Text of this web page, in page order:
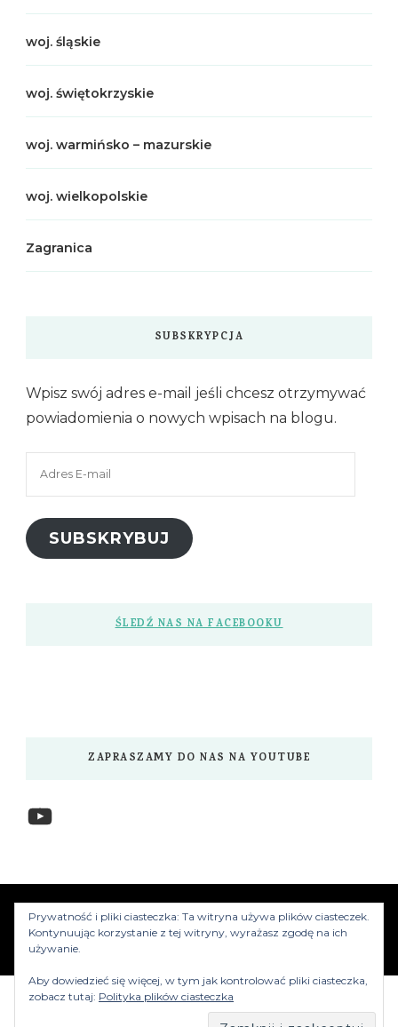
woj. śląskie
woj. świętokrzyskie
woj. warmińsko – mazurskie
woj. wielkopolskie
Zagranica
SUBSKRYPCJA
Wpisz swój adres e-mail jeśli chcesz otrzymywać
powiadomienia o nowych wpisach na blogu.
SUBSKRYBUJ
ŚLEDŹ NAS NA FACEBOOKU
ZAPRASZAMY DO NAS NA YOUTUBE
YouTube
www.myzwiedzamy.pl Vilva | Stworzony przez
Blossom Themes.Silnik:WordPress
Prywatność i pliki ciasteczka: Ta witryna używa plików ciasteczek.
Kontynuując korzystanie z tej witryny, wyrażasz zgodę na ich
używanie.
Aby dowiedzieć się więcej, w tym jak kontrolować pliki ciasteczka,
zobacz tutaj: Polityka plików ciasteczka